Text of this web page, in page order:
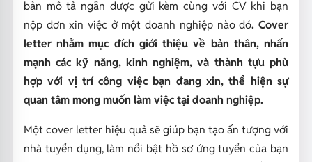
bản mô tả ngắn được gửi kèm cùng với CV khi bạn
nộp đơn xin việc ở một doanh nghiệp nào đó. Cover
letter nhằm mục đích giới thiệu về bản thân, nhấn
mạnh các kỹ năng, kinh nghiệm, và thành tựu phù
hợp với vị trí công việc bạn đang xin, thể hiện sự
quan tâm mong muốn làm việc tại doanh nghiệp.
Một cover letter hiệu quả sẽ giúp bạn tạo ấn tượng với
nhà tuyển dụng, làm nổi bật hồ sơ ứng tuyển của bạn